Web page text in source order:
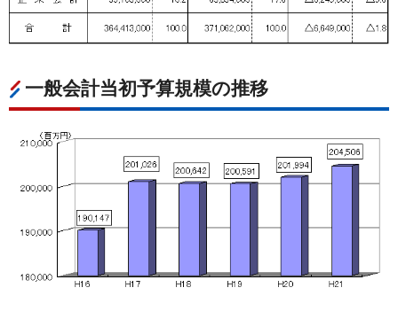
一般会計当初予算規模の推移